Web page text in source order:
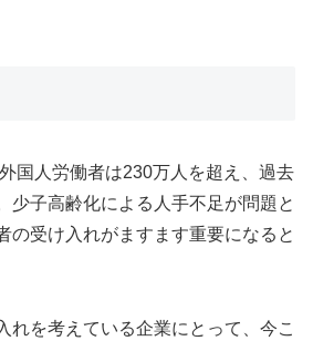
国人労働者は230万人を超え、過去
少子高齢化による人手不足が問題と
の受け入れがますます重要になると
れを考えている企業にとって、今こ